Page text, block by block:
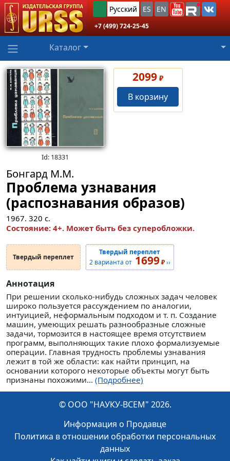
Русский ES EN
+7 (499) 724-25-45
Каталог
Id: 18331
2099 ₽
В корзину
Бонгард М.М.
Проблема узнавания
(распознавания образов)
1967. 320 с.
Состояние: 4+. Может быть без суперобложки.
Твердый переплет
Твердый переплет
2 варианта от 1699₽››
Аннотация
При решении сколько-нибудь сложных задач человек
широко пользуется рассуждением по аналогии,
интуицией, неформальным подходом и т. п. Создание
машин, умеющих решать разнообразные сложные
задачи, тормозится в настоящее время отсутствием
программ, выполняющих такие плохо формализуемые
операции. Главная трудность проблемы узнавания
лежит в той же области: как найти принцип, на
основании которого некоторые объекты могут быть
признаны похожими... (Подробнее)
© ООО "НАУКУ-ВСЕМ" 2026.
Информация о Продавце
Политика в отношении обработки персональных
данных